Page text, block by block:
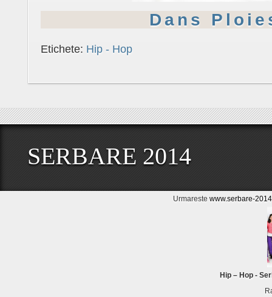
Dans
Etichete: Hip - Hop
SERBARE 2014
Urmareste www.serbare-
Hip – Hop -